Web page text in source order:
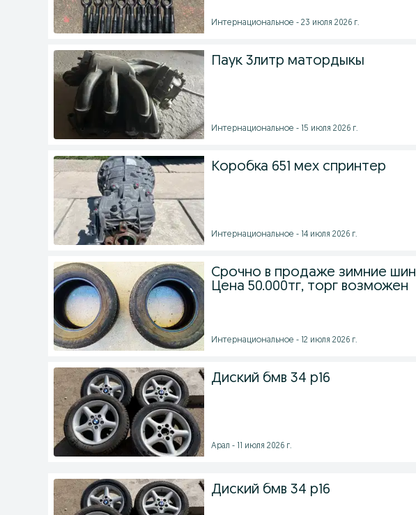
Интернациональное - 23 июля 2026 г.
Паук 3литр матордыкы
Интернациональное - 15 июля 2026 г.
Коробка 651 мех спринтер
Интернациональное - 14 июля 2026 г.
Срочно в продаже зимние
Цена 50.000тг, торг возможен
Интернациональное - 12 июля 2026 г.
Диский бмв 34 р16
Арал - 11 июля 2026 г.
Диский бмв 34 р16